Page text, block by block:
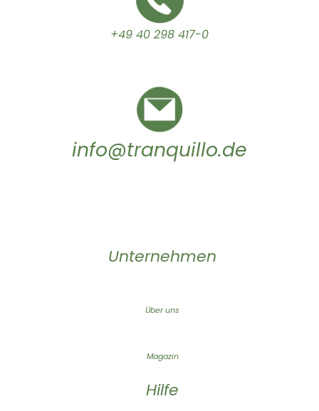
+49 40 298 417-0
info@tranquillo.de
Unternehmen
Über uns
Magazin
Hilfe